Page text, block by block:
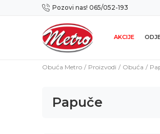
Pozovi nas! 065/052-193
Preuzmi NOVU Metro
AKCIJE
Obuća Metro Proizvodi Obuća
Papuče